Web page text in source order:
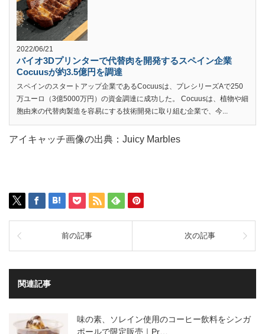
2022/06/21
バイオ3Dプリンターで代替肉を開発するスペイン企業
Cocuusが約3.5億円を調達
スペインのスタートアップ企業であるCocuusは、プレシリーズAで250
万ユーロ（3億5000万円）の資金調達に成功した。 Cocuusは、植物や細
胞由来の代替肉製造を容易にする技術開発に取り組む企業で、今...
アイキャッチ画像の出典：Juicy Marbles
前の記事 次の記事
関連記事
味の素、ソレイン使用のコーヒー飲料をシンガ
ポールで限定販売｜Pr…